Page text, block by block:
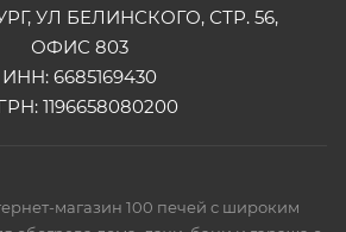
УЛ БЕЛИНСКОГО, СТР. 56,
ОФИС 803
ИНН: 6685169430
1196658080200
магазин 100 печей с широким